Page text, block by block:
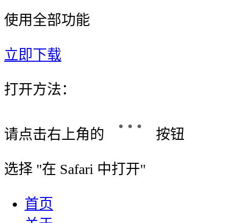
使用全部功能
立即下载
打开方法：
请点击右上角的 按钮
选择 "在 Safari 中打开"
首页